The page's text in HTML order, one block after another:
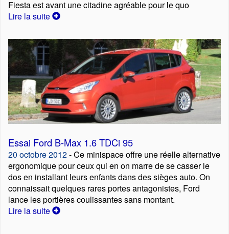
Fiesta est avant une citadine agréable pour le quo
Lire la suite
Essai Ford B-Max 1.6 TDCi 95
20 octobre 2012- Ce minispace offre une réelle alternative
ergonomique pour ceux qui en on marre de se casser le
dos en installant leurs enfants dans des sièges auto. On
connaissait quelques rares portes antagonistes, Ford
lance les portières coulissantes sans montant.
Lire la suite